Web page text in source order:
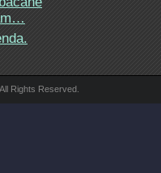
Rights Reserved.